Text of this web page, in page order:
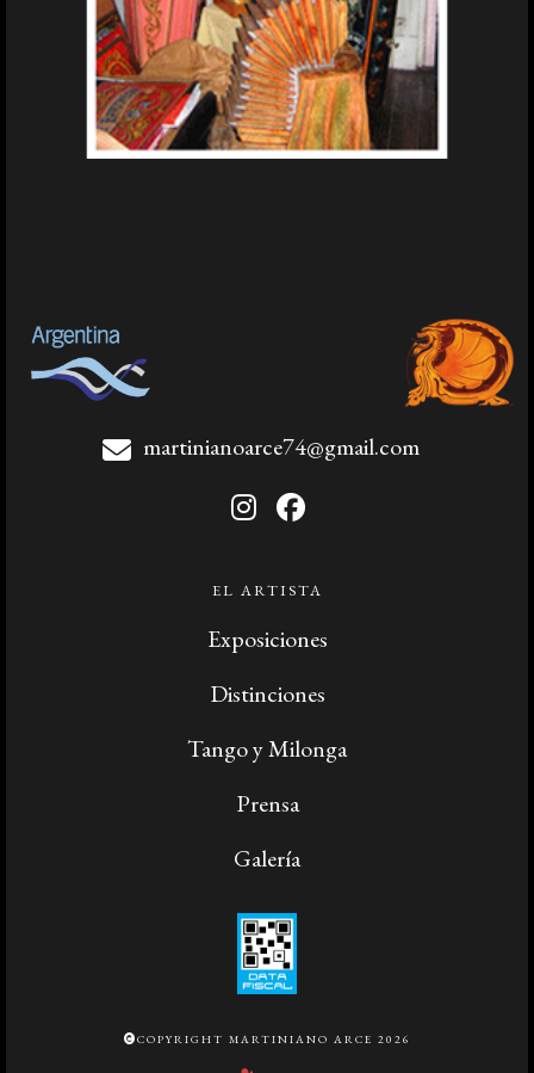
martinianoarce74@gmail.com
EL ARTISTA
Exposiciones
Distinciones
Tango y Milonga
Prensa
Galería
COPYRIGHT MARTINIANO ARCE 2026